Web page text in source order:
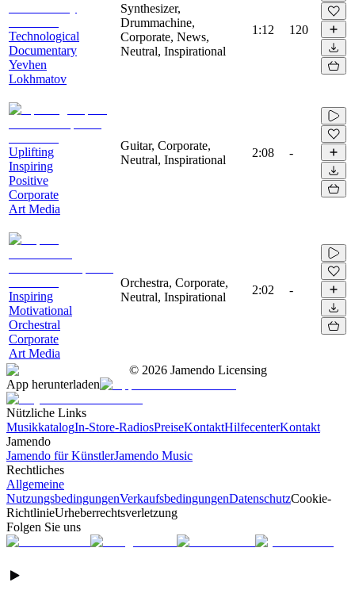
Technological
Documentary
Yevhen
Lokhmatov
Synthesizer,
Drummachine,
Corporate, News,
Neutral, Inspirational
1:12 120
Uplifting
Inspiring
Positive
Corporate
Art Media
Guitar, Corporate,
Neutral, Inspirational
2:08 -
Inspiring
Motivational
Orchestral
Corporate
Art Media
Orchestra, Corporate,
Neutral, Inspirational
2:02 -
© 2026 Jamendo Licensing
App herunterladen
Nützliche Links
MusikkatalogIn-Store-RadiosPreiseKontaktHilfecenterKontakt
Jamendo
Jamendo für KünstlerJamendo Music
Rechtliches
Allgemeine
NutzungsbedingungenVerkaufsbedingungenDatenschutzCookie-
RichtlinieUrheberrechtsverletzung
Folgen Sie uns